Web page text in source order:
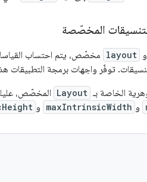
المخصّصة
layout مخصّص، يتم احتساب القياسات
توفّر واجهات برمجة التطبيقات هذه
الخاصة بـ Layout المخصّص،
و maxIntrinsicWidth و